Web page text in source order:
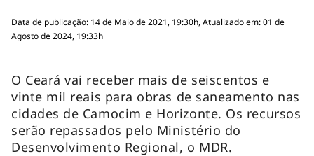
Data de publicação: 14 de Maio de 2021, 19:30h, Atualizado em: 01 de
Agosto de 2024, 19:33h
O Ceará vai receber mais de seiscentos e
vinte mil reais para obras de saneamento nas
cidades de Camocim e Horizonte. Os recursos
serão repassados pelo Ministério do
Desenvolvimento Regional, o MDR.